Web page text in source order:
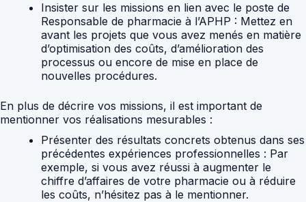
Insister sur les missions en lien avec le poste de
Responsable de pharmacie à l’APHP : Mettez en
avant les projets que vous avez menés en matière
d’optimisation des coûts, d’amélioration des
processus ou encore de mise en place de
nouvelles procédures.
En plus de décrire vos missions, il est important de
mentionner vos réalisations mesurables :
Présenter des résultats concrets obtenus dans ses
précédentes expériences professionnelles : Par
exemple, si vous avez réussi à augmenter le
chiffre d’affaires de votre pharmacie ou à réduire
les coûts, n’hésitez pas à le mentionner.